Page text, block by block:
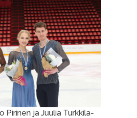
Pirinen ja Juulia Turkkila-